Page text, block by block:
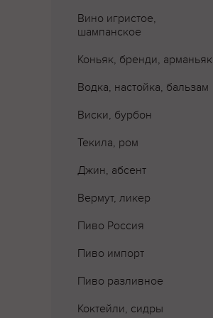
Вино игристое,
шампанское
Коньяк, бренди, арманьяк
Водка, настойка, бальзам
Виски, бурбон
Текила, ром
Джин, абсент
Вермут, ликер
Пиво Россия
Пиво импорт
Пиво разливное
Коктейли, сидры